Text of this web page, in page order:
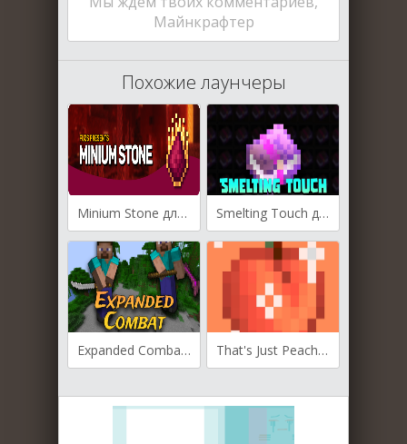
Майнкрафтер
Похожие лаунчеры
Minium Stone для Майнкрафт [1.20.4, 1.20.3, 1.20.1] Smelting Touch для Майнкрафт [1.20.4, 1.20.2]
Expanded Combat для Майнкрафт [1.20.1, 1.19.4, 1.16.5] That's Just Peachy для Майнкрафт [1.18.2, 1.18.1]